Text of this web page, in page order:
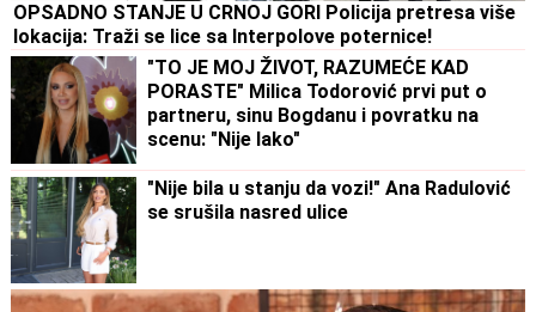
OPSADNO STANJE U CRNOJ GORI Policija pretresa više
lokacija: Traži se lice sa Interpolove poternice!
"TO JE MOJ ŽIVOT, RAZUMEĆE KAD
PORASTE" Milica Todorović prvi put o
partneru, sinu Bogdanu i povratku na
scenu: "Nije lako"
"Nije bila u stanju da vozi!" Ana Radulović
se srušila nasred ulice